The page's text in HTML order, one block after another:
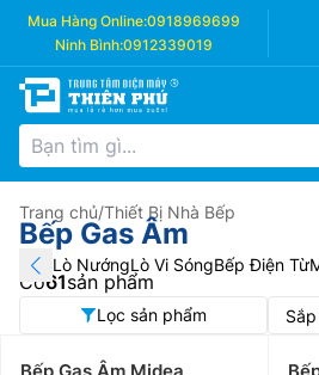
Mua Hàng Online:0918969699
Ninh Bình:0912339019
Trang chủ/Thiết Bị Nhà Bếp
Bếp Gas Âm
Lò NướngLò Vi SóngBếp Điện Từ
Có61sản phẩm
Lọc sản phẩm